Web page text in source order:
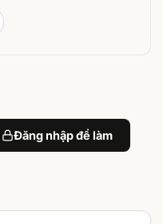
Đăng nhập để làm